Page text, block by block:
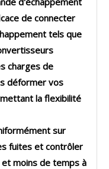
de connecter
tels que
charges de
déformer vos
la flexibilité
sur
fuites et contrôler
moins de temps à